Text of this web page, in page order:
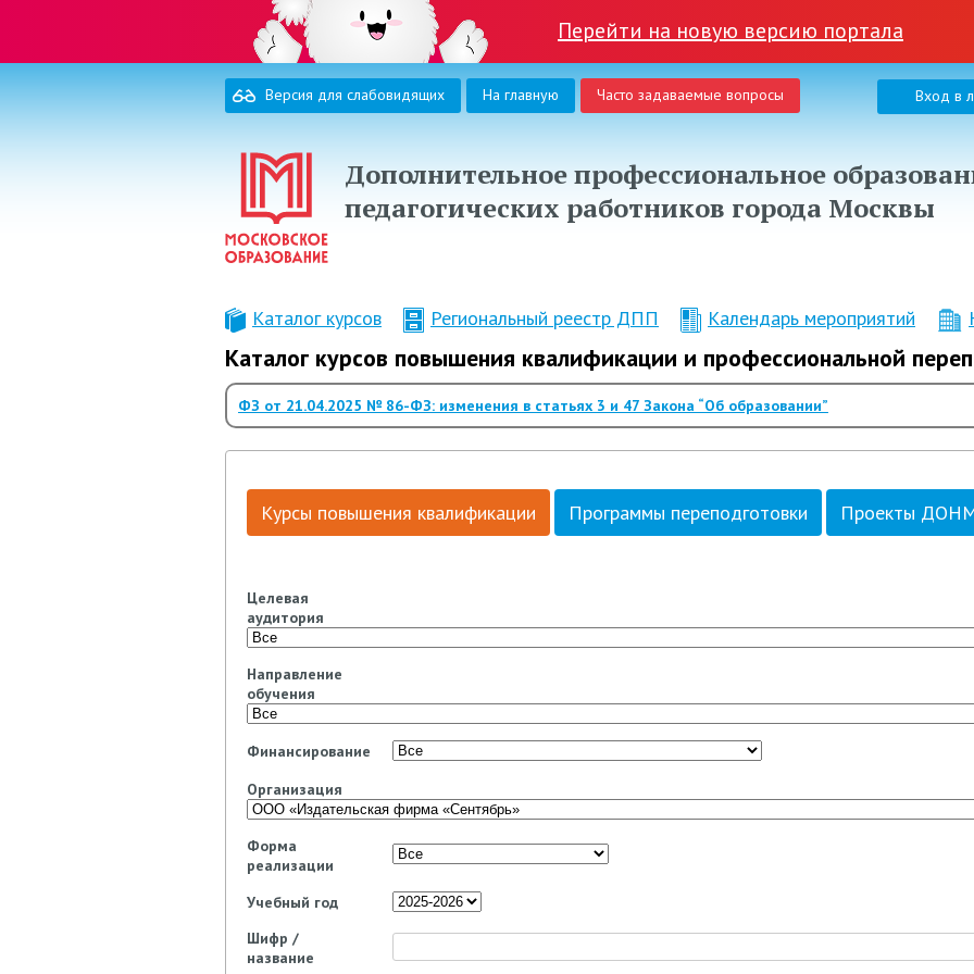
Перейти на новую версию портала
Версия для слабовидящих На главную Часто задаваемые вопросы Вход в
Дополнительное профессиональное
педагогических работников города Москвы
Каталог курсов Региональный реестр ДПП Календарь мероприятий
Каталог курсов повышения квалификации и профессиональной
ФЗ от 21.04.2025 № 86-ФЗ: изменения в статьях 3 и 47 Закона “Об образовании”
Курсы повышения квалификации Программы переподготовки Проекты
Целевая
аудитория
Направление
обучения
Финансирование
Организация
Форма
реализации
Учебный год
Шифр /
название